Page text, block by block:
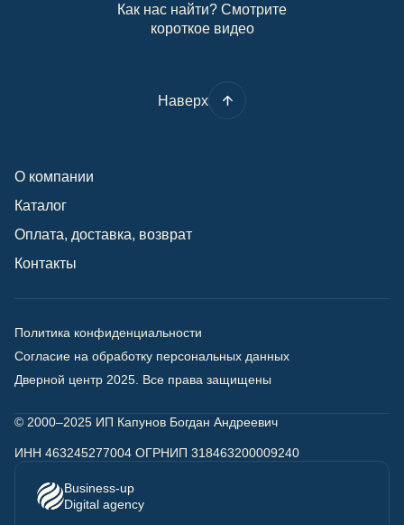
Как нас найти? Смотрите
короткое видео
Наверх
О компании
Каталог
Оплата, доставка, возврат
Контакты
Политика конфиденциальности
Согласие на обработку персональных данных
Дверной центр 2025. Все права защищены
© 2000–2025 ИП Капунов Богдан Андреевич
ИНН 463245277004 ОГРНИП 318463200009240
Business-up
Digital agency